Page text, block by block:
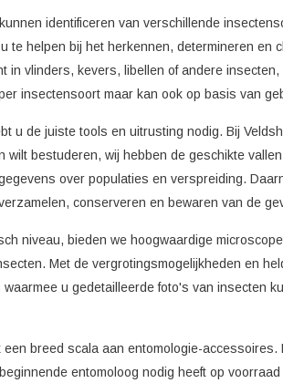
identificeren van verschillende
te helpen bij het herkennen, determineren
vlinders, kevers, libellen of andere
insectensoort maar kan ook op basis van
u de juiste tools en uitrusting nodig. Bij
bestuderen, wij hebben de geschikte
over populaties en verspreiding.
conserveren en bewaren van de
niveau, bieden we hoogwaardige
Met de vergrotingsmogelijkheden en
u gedetailleerde foto's van insecten
breed scala aan entomologie-
entomoloog nodig heeft op